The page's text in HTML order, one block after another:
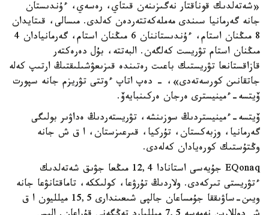
«شەتەلدىك قوناقتار نەگىزىنەن قىتاي، رەسەي، ءۇندىستان
جانە گەرمانيا سىندى مەملەكەتتەردەن كەلدى. مىسالى، قىتايدان
8 مىڭنان استام، ءۇندىستاننان 6 مىڭنان استام، گەرمانيادان 4
مىڭنان استام تۋريست كەلگەن. البەتتە، بۇل دەرەكتەر
قازاقستانعا تۋريستىك باعىت رەتىندە قىزىعۋشىلىقتىڭ ارتىپ كەلە
جاتقانىن كورسەتەدى»، - دەپ اتاپ ءوتتى تۋريزم جانە سپورت
ۆيتسە-ءمينيسترى ەرجان ەركىنبايەۆ.
ۆيتسە-ءمينيستردىڭ سوزىنشە، تۋريستەردىڭ ەداۋىر بولىگى
گەرمانيا، وزبەكستان، تۇركيا، قىرعىزستان، ا ق ش جانە
وڭتۇستىك كورەيادان كەلەدى.
EQonaq جۇيەسى استانادا 12,4 مىڭعا جۋىق شەتەلدىك
ءتۋريستى تىركەدى. ولاردىڭ تۇرۋعا، كولىككە، تاماقتانۋعا جانە
ويىن-ساۋىققا جۇمساعان جالپى شىعىندارى 15,5 ميلليون ا ق